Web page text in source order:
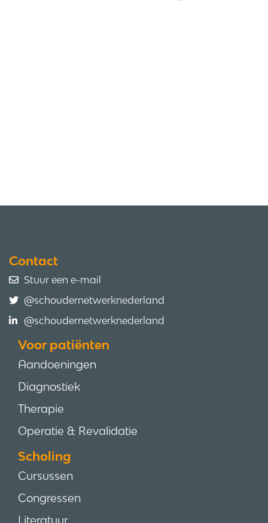
Contact
Stuur een e-mail
@schoudernetwerknederland
@schoudernetwerknederland
Voor patiënten
Aandoeningen
Diagnostiek
Therapie
Operatie & Revalidatie
Scholing
Cursussen
Congressen
Literatuur